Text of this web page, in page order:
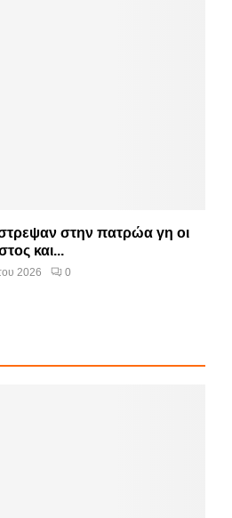
στην πατρώα γη οι
και...
2026 0